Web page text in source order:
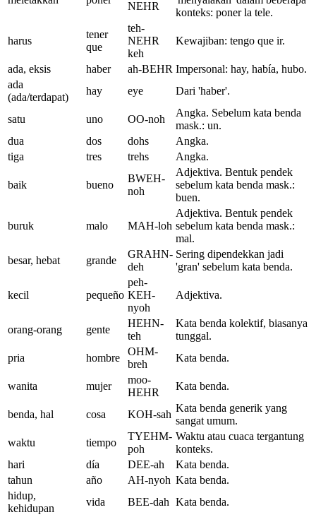
NEHR
konteks: poner la tele.
harus
tener
que
teh-
NEHR
keh
Kewajiban: tengo que ir.
ada, eksis haber ah-BEHR Impersonal: hay, había, hubo.
ada
(ada/terdapat)
hay eye Dari 'haber'.
satu uno OO-noh
Angka. Sebelum kata benda
mask.: un.
dua
dos dohs
Angka.
tiga
tres trehs Angka.
baik bueno
BWEH-
noh
Adjektiva. Bentuk pendek
sebelum kata benda mask.:
buen.
buruk malo MAH-loh
Adjektiva. Bentuk pendek
sebelum kata benda mask.:
mal.
besar, hebat
grande
GRAHN-
deh
Sering dipendekkan jadi
'gran' sebelum kata benda.
kecil pequeño
peh-
KEH-
nyoh
Adjektiva.
orang-orang gente
HEHN-
teh
Kata benda kolektif, biasanya
tunggal.
pria
hombre
OHM-
breh
Kata benda.
wanita mujer
moo-
HEHR
Kata benda.
benda, hal cosa KOH-sah
Kata benda generik yang
sangat umum.
waktu
tiempo
TYEHM-
poh
Waktu atau cuaca tergantung
konteks.
hari
día DEE-ah
Kata benda.
tahun
año AH-nyoh Kata benda.
hidup,
kehidupan
vida BEE-dah Kata benda.